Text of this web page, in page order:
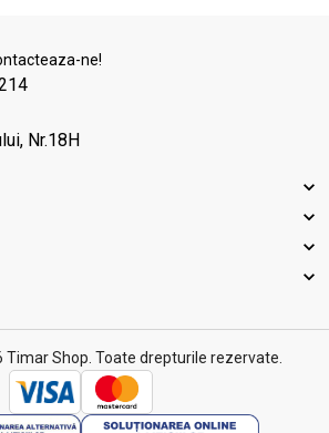
ne!
Nr.18H
Shop. Toate drepturile rezervate.